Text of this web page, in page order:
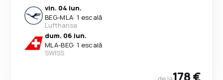
vin. 04 iun.
BEG-MLA· 1 escală
Lufthansa
dum. 06 iun.
MLA-BEG· 1 escală
SWISS
178 €